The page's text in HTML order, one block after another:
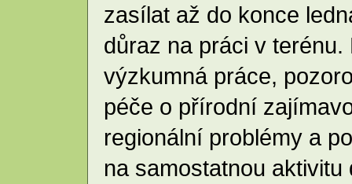
zasílat až do konce
důraz na práci v
výzkumná práce,
péče o přírodní
regionální problémy a
na samostatnou